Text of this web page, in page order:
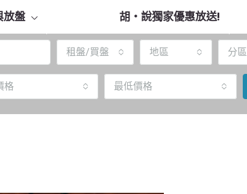
放盤 胡‧說獨家優惠放送!
租盤/買盤 地區 分區
格 最低價格